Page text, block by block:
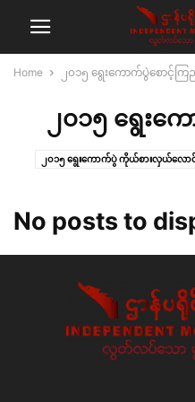
Home ၂၀၁၅ ရွေးကောက်ပွဲစောင့်ကြ
၂၀၁၅ ရွေးက
၂၀၁၅ ရွေးကောက်ပွဲ ကိုယ်စားလှယ်လောင်း
No posts to